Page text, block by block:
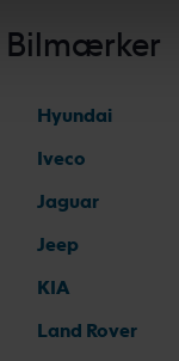
Bilmærker
Hyundai
Iveco
Jaguar
Jeep
KIA
Land Rover